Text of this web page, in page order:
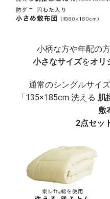
小柄な方や年配の
小さなサイズをオリ
通常のシングルサイ
「135×185cm 洗える 肌
敷
2点セッ